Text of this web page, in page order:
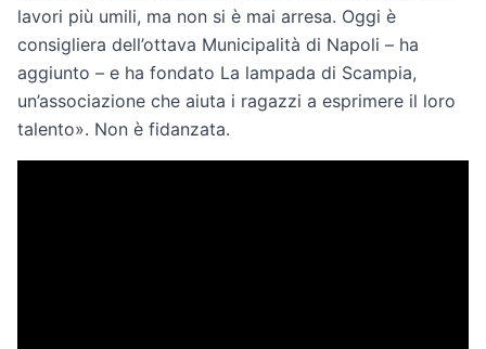
lavori più umili, ma non si è mai arresa. Oggi è
consigliera dell’ottava Municipalità di Napoli – ha
aggiunto – e ha fondato La lampada di Scampia,
un’associazione che aiuta i ragazzi a esprimere il loro
talento». Non è fidanzata.